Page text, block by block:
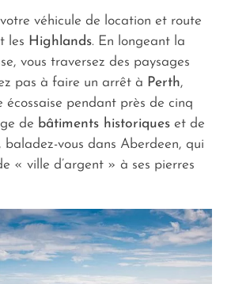
véhicule de location et route
les Highlands. En longeant la
vous traversez des paysages
pas à faire un arrêt à Perth,
écossaise pendant près de cinq
de bâtiments historiques et de
baladez-vous dans Aberdeen, qui
« ville d’argent » à ses pierres